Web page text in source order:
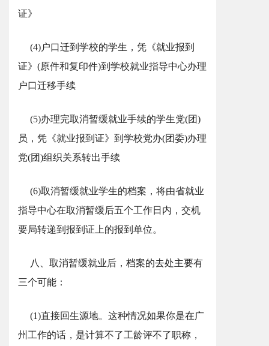
证》
(4)户口迁到学校的学生，凭《就业报到
证》(原件和复印件)到学校就业指导中心办理
户口迁移手续
(5)办理完取消暂缓就业手续的学生党(团)
员，凭《就业报到证》到学校党办(团委)办理
党(团)组织关系转出手续
(6)取消暂缓就业学生的档案，将由省就业
指导中心在取消暂缓后五个工作日内，交机
要局转递到报到证上的报到单位。
八、取消暂缓就业后，档案的去处主要有
三个可能：
(1)直接回生源地。这种情况如果你是在广
州工作的话，是计算不了工龄评不了职称，